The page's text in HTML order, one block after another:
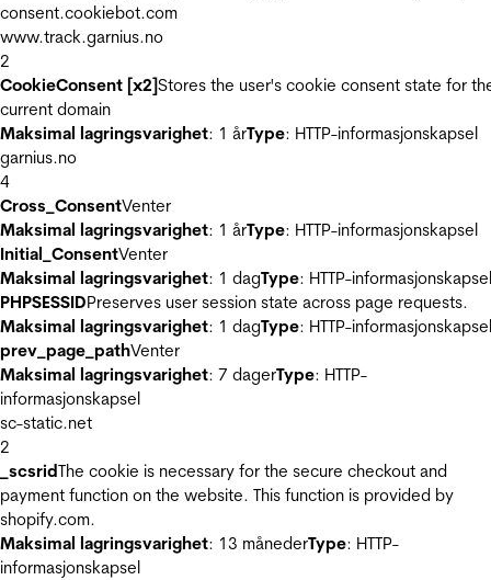
consent.cookiebot.com
www.track.garnius.no
2
CookieConsent [x2]Stores the user's cookie consent state for
current domain
Maksimal lagringsvarighet: 1 årType: HTTP-informasjonskapsel
garnius.no
4
Cross_ConsentVenter
Maksimal lagringsvarighet: 1 årType: HTTP-informasjonskapsel
Initial_ConsentVenter
Maksimal lagringsvarighet: 1 dagType: HTTP-informasjonskapsel
PHPSESSIDPreserves user session state across page requests.
Maksimal lagringsvarighet: 1 dagType: HTTP-informasjonskapsel
prev_page_pathVenter
Maksimal lagringsvarighet: 7 dagerType: HTTP-
informasjonskapsel
sc-static.net
2
_scsridThe cookie is necessary for the secure checkout and
payment function on the website. This function is provided by
shopify.com.
Maksimal lagringsvarighet: 13 månederType: HTTP-
informasjonskapsel